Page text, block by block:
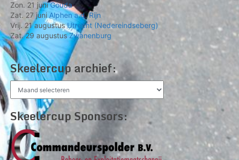
Zon. 21 juniGouda
Zat. 27 juni Alphen a.d. Rijn
Vrij. 21 augustusUtrecht (Nedereindseberg)
Zat. 29 augustusZwanenburg
Skeelercup archief:
archief:
Skeelercup Sponsors: